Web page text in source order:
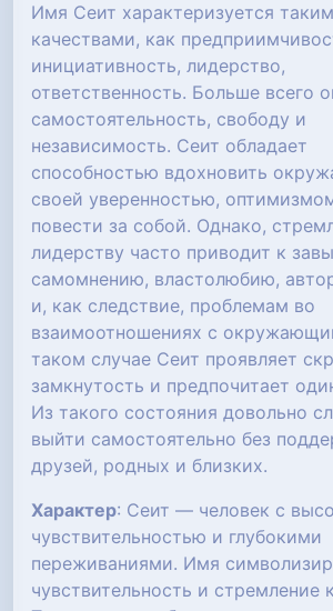
Имя Сеит характеризуется
качествами, как
инициативность, лидерство,
ответственность. Больше всего
самостоятельность, свободу и
независимость. Сеит обладает
способностью вдохновить
своей уверенностью,
повести за собой. Однако,
лидерству часто приводит к
самомнению, властолюбию,
и, как следствие, проблемам во
взаимоотношениях с
таком случае Сеит проявляет
замкнутость и предпочитает
Из такого состояния довольно
выйти самостоятельно без
друзей, родных и близких.
Характер: Сеит — человек с
чувствительностью и глубокими
переживаниями. Имя
чувствительность и стремление